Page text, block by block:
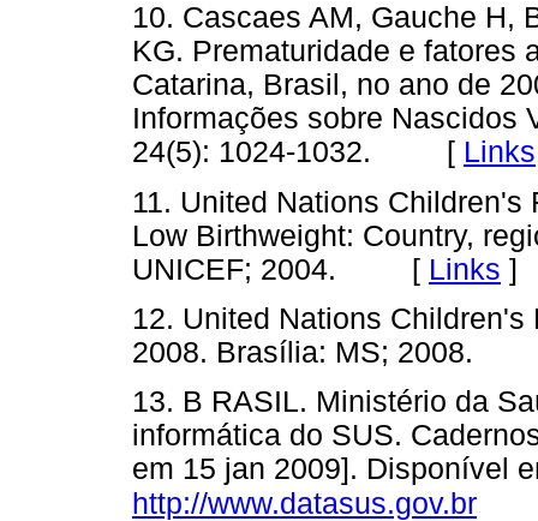
10. Cascaes AM, Gauche H,
KG. Prematuridade e fatores
Catarina, Brasil, no ano de
Informações sobre Nascidos
24(5): 1024-1032. [ Links
11. United Nations
Low Birthweight: Country,
UNICEF; 2004. [ Links ]
12. United Nations
2008. Brasília: MS;
13. B RASIL. Ministério da
informática do SUS.
em 15 jan 2009]. Disponível
http://www.datasus.gov.br